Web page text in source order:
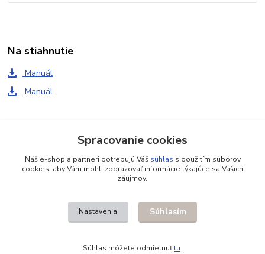
Na stiahnutie
Manuál
Manuál
Tovar zaradený v kategóriách
Príslušenstvo pre pohony
Pohony pre garážové brány
Spracovanie cookies
Náš e-shop a partneri potrebujú Váš súhlas s použitím súborov
cookies, aby Vám mohli zobrazovať informácie týkajúce sa Vašich
záujmov.
Nastavenia Súhlasím
Súhlas môžete odmietnuťtu.